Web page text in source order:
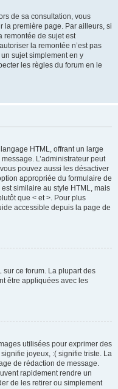
de sa consultation, vous
la première page. Par ailleurs, si
remontée de sujet est
la remontée n’est pas
sujet simplement en y
les règles du forum en le
HTML, offrant un large
L’administrateur peut
pouvez aussi les désactiver
appropriée du formulaire de
similaire au style HTML, mais
que < et >. Pour plus
accessible depuis la page de
sur ce forum. La plupart des
être appliquées avec les
utilisées pour exprimer des
joyeux, :( signifie triste. La
de rédaction de message.
rapidement rendre un
de les retirer ou simplement